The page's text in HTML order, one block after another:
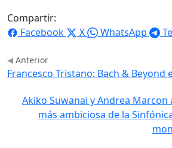
Compartir:
Facebook
X WhatsApp
Anterior
Francesco Tristano: Bach & Beyond
Akiko Suwanai y Andrea
más ambiciosa de la